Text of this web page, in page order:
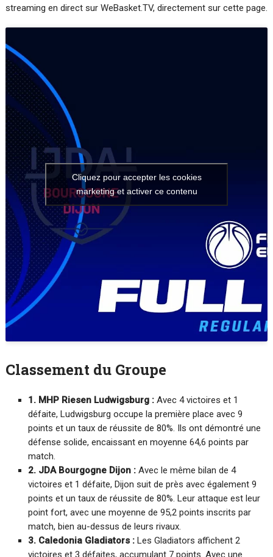
streaming en direct sur WeBasket.TV, directement sur cette page.
Cliquez pour accepter les cookies
marketing et activer ce contenu
Classement du Groupe
1. MHP Riesen Ludwigsburg : Avec 4 victoires et 1
défaite, Ludwigsburg occupe la première place avec 9
points et un taux de réussite de 80%. Ils ont démontré une
défense solide, encaissant en moyenne 64,6 points par
match.
2. JDA Bourgogne Dijon : Avec le même bilan de 4
victoires et 1 défaite, Dijon suit de près avec également 9
points et un taux de réussite de 80%. Leur attaque est leur
point fort, avec une moyenne de 95,2 points inscrits par
match, bien au-dessus de leurs rivaux.
3. Caledonia Gladiators : Les Gladiators affichent 2
victoires et 3 défaites, accumulant 7 points. Avec une